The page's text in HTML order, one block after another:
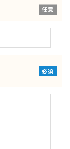
任意
必須